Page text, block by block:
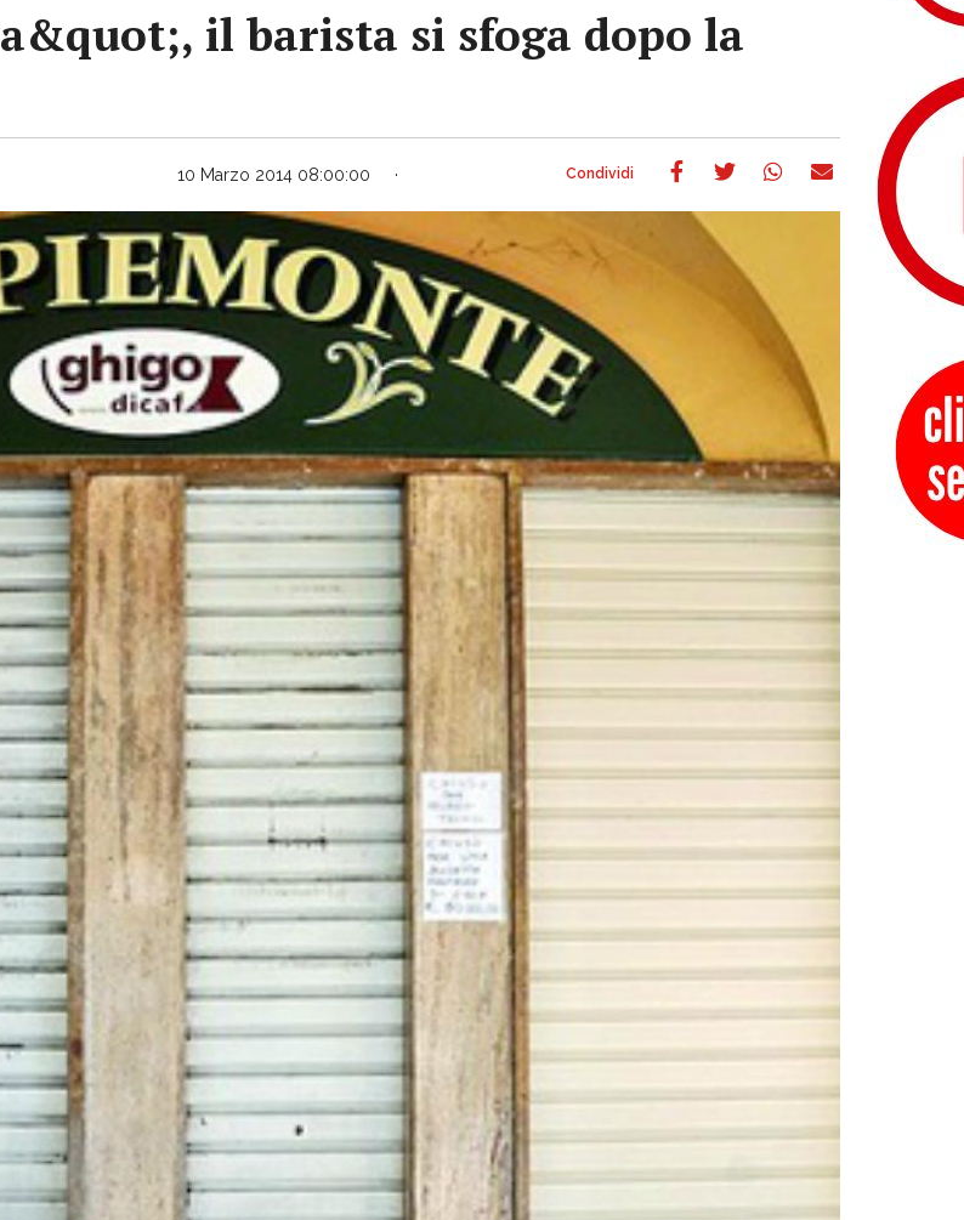
il barista si sfoga dopo la
10 Marzo 2014 08:00:00